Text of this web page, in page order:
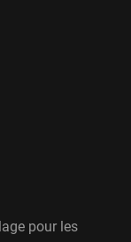
pour les